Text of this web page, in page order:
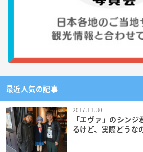
最近人気の記事
2017.11.30
「エヴァ」のシン
るけど、実際どうな